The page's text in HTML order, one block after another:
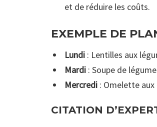
et de réduire les coûts.
EXEMPLE DE
Lundi: Lentilles aux
Mardi: Soupe de
Mercredi: Omelette aux
CITATION